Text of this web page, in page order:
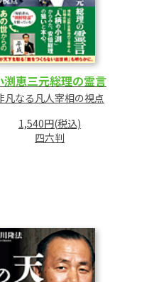
渕恵三元総理の霊言
凡なる凡人宰相の視点
1,540円(税込)
四六判